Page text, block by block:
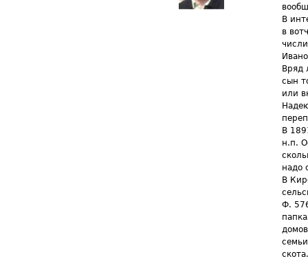
В
в
Вряд
сын
или
В
н.п.
надо
В
Ф.
скота.